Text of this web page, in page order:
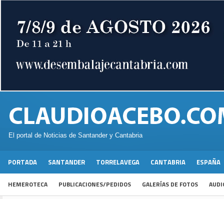
El portal de Noticias de Santander y Cantabria
PORTADA SANTANDER TORRELAVEGA CANTABRIA ESPAÑA
HEMEROTECA PUBLICACIONES/PEDIDOS GALERÍAS DE FOTOS